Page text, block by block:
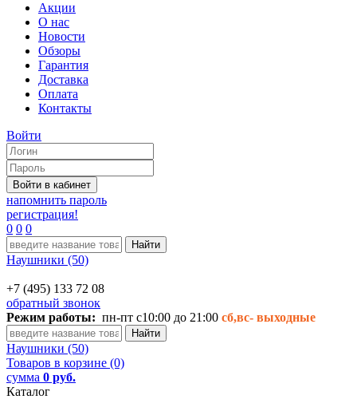
Акции
О нас
Новости
Обзоры
Гарантия
Доставка
Оплата
Контакты
Войти
напомнить пароль
регистрация!
0 0 0
Наушники (50)
+7 (495) 133 72 08
обратный звонок
Режим работы: пн-пт с10:00 до 21:00 сб,вс- выходные
Наушники (50)
Товаров в корзине (0)
сумма 0 руб.
Каталог